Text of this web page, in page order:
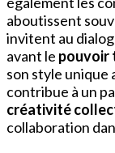
aboutissent
invitent au
avant le pouvoir
son style unique
contribue à un
créativité
collaboration